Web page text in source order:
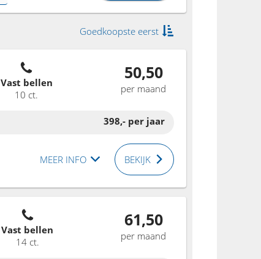
Goedkoopste eerst
Vast bellen
10 ct.
50,50
per maand
398,- per jaar
MEER INFO BEKIJK
Vast bellen
14 ct.
61,50
per maand